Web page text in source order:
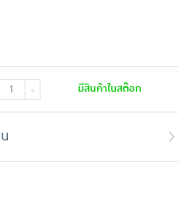
+ มีสินค้าในสต๊อก